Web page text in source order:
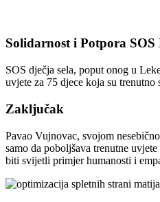
Solidarnost i Potpora SOS
SOS dječja sela, poput onog u
uvjete za 75 djece koja su trenutno
Zaključak
Pavao Vujnovac, svojom
samo da poboljšava trenutne
biti svijetli primjer humanosti i